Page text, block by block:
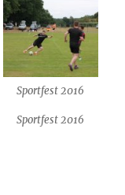
Sportfest 2016
Sportfest 2016